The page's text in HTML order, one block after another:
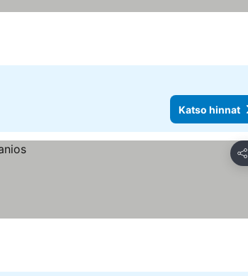
Katso hinnat
Jaa